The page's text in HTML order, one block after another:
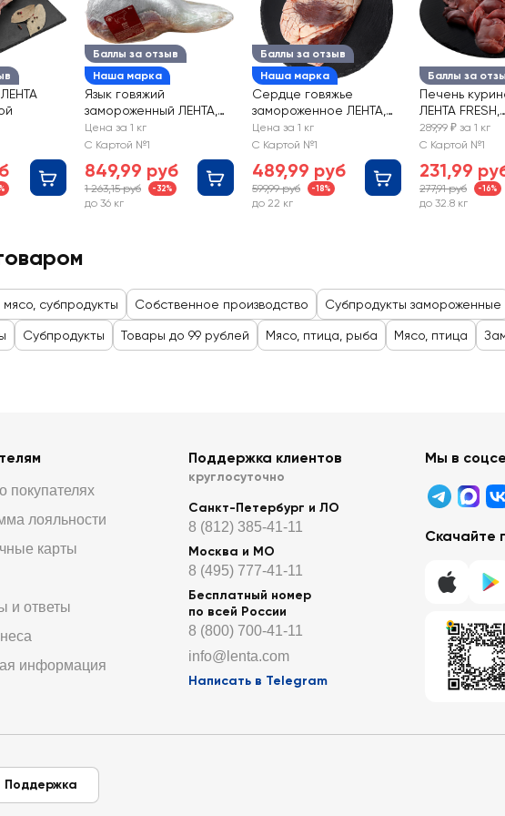
Баллы за отзыв
Наша марка
Язык говяжий
замороженный ЛЕНТА,
весовой
Цена за 1 кг
С Картой №1
849,99 руб
1 263,15 руб -32%
до 36 кг
Баллы за отзыв
Наша марка
Сердце говяжье
замороженное ЛЕНТА,
весовое
Цена за 1 кг
С Картой №1
489,99 руб
599,99 руб -18%
до 22 кг
Баллы за
Печень
ЛЕНТА FRESH,
весовая
289,99 ₽ за 1 кг
С Картой №1
231,99
277,91 руб -16%
до 32.8 кг
субпродукты Собственное производство Субпродукты замороженные
Субпродукты Товары до 99 рублей Мясо, птица, рыба Мясо, птица
покупателях
лояльности
карты
и ответы
информация
Поддержка клиентов
круглосуточно
Санкт-Петербург и ЛО
8 (812) 385-41-11
Москва и МО
8 (495) 777-41-11
Бесплатный номер
по всей России
8 (800) 700-41-11
info@lenta.com
Написать в Telegram
Мы в
Скачайте
Поддержка